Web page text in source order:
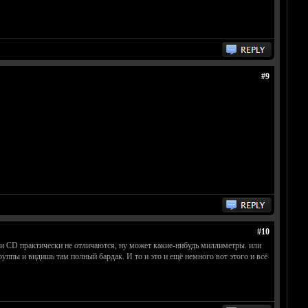
#9
#10
практически не отличаются, ну может какие-нибудь миллиметры. или
и видишь там полный бардак. И то и это и ещё немного вот этого и всё